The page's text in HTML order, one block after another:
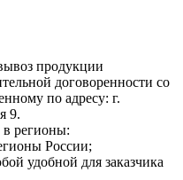
продукции
договоренности со
по адресу: г.
9.
в регионы:
России;
удобной для заказчика